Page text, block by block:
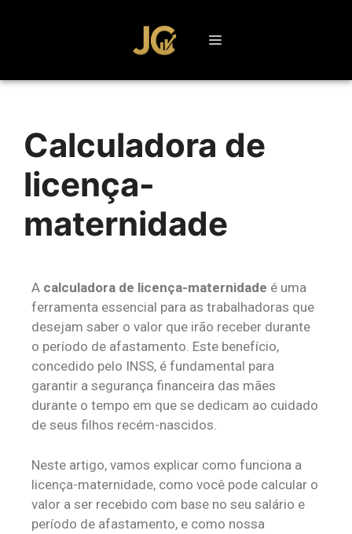
Calculadora de
licença-
maternidade
A calculadora de licença-maternidade é uma
ferramenta essencial para as trabalhadoras que
desejam saber o valor que irão receber durante
o período de afastamento. Este benefício,
concedido pelo INSS, é fundamental para
garantir a segurança financeira das mães
durante o tempo em que se dedicam ao cuidado
de seus filhos recém-nascidos.
Neste artigo, vamos explicar como funciona a
licença-maternidade, como você pode calcular o
valor a ser recebido com base no seu salário e
período de afastamento, e como nossa